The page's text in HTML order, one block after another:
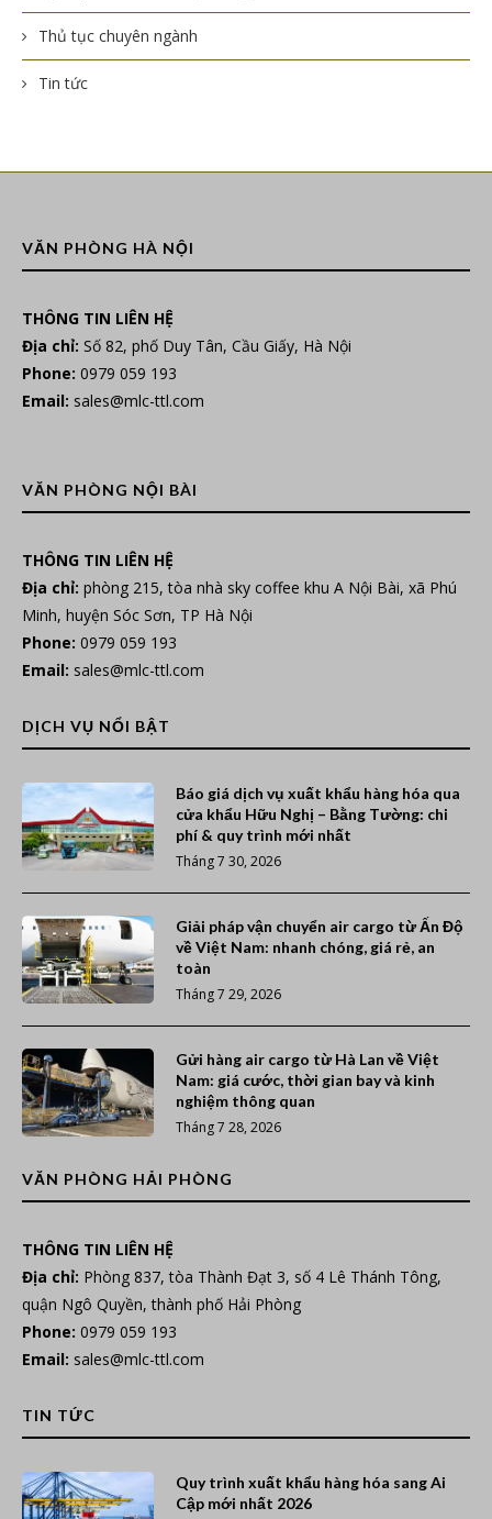
Thủ tục chuyên ngành
Tin tức
VĂN PHÒNG HÀ NỘI
THÔNG TIN LIÊN HỆ
Địa chỉ: Số 82, phố Duy Tân, Cầu Giấy, Hà Nội
Phone: 0979 059 193
Email: sales@mlc-ttl.com
VĂN PHÒNG NỘI BÀI
THÔNG TIN LIÊN HỆ
Địa chỉ: phòng 215, tòa nhà sky coffee khu A Nội Bài, xã Phú
Minh, huyện Sóc Sơn, TP Hà Nội
Phone: 0979 059 193
Email: sales@mlc-ttl.com
DỊCH VỤ NỔI BẬT
Báo giá dịch vụ xuất khẩu hàng hóa qua
cửa khẩu Hữu Nghị – Bằng Tường: chi
phí & quy trình mới nhất
Tháng 7 30, 2026
Giải pháp vận chuyển air cargo từ Ấn Độ
về Việt Nam: nhanh chóng, giá rẻ, an
toàn
Tháng 7 29, 2026
Gửi hàng air cargo từ Hà Lan về Việt
Nam: giá cước, thời gian bay và kinh
nghiệm thông quan
Tháng 7 28, 2026
VĂN PHÒNG HẢI PHÒNG
THÔNG TIN LIÊN HỆ
Địa chỉ: Phòng 837, tòa Thành Đạt 3, số 4 Lê Thánh Tông,
quận Ngô Quyền, thành phố Hải Phòng
Phone: 0979 059 193
Email: sales@mlc-ttl.com
TIN TỨC
Quy trình xuất khẩu hàng hóa sang Ai
Cập mới nhất 2026